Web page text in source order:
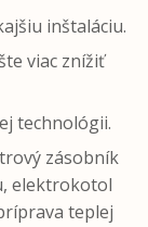
inštaláciu.
viac znížiť
technológii.
zásobník
elektrokotol
teplej